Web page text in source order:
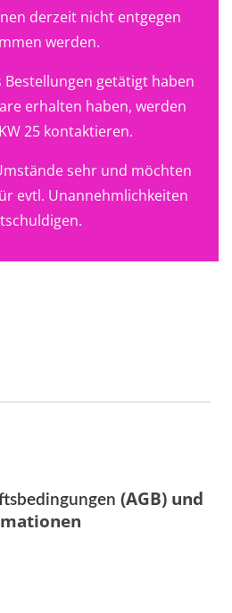
derzeit nicht entgegen
werden.
getätigt haben
erhalten haben, werden
25 kontaktieren.
sehr und möchten
evtl. Unannehmlichkeiten
(AGB) und